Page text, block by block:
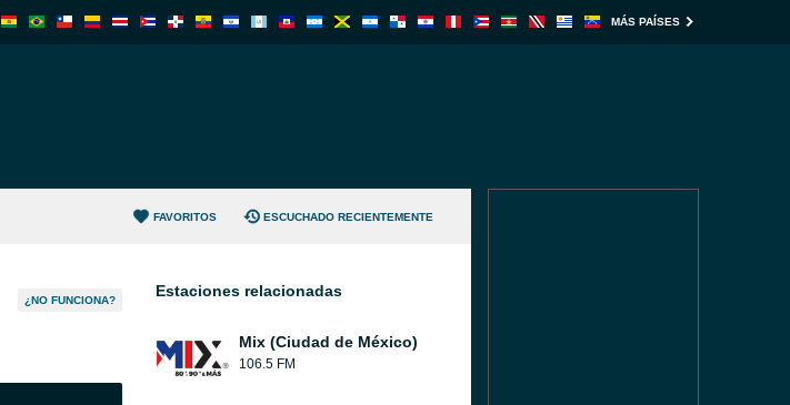
MÁS PAÍSES
FAVORITOS ESCUCHADO RECIENTEMENTE
¿NO FUNCIONA?
Estaciones relacionadas
Mix (Ciudad de México)
106.5 FM